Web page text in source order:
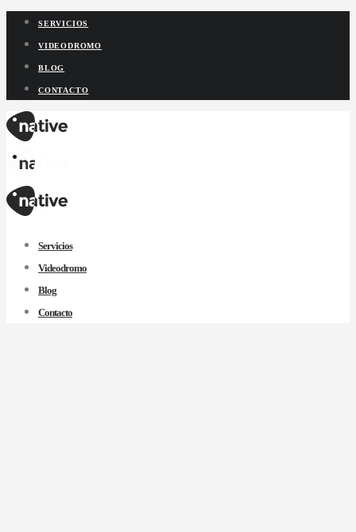
SERVICIOS
VIDEODROMO
BLOG
CONTACTO
Servicios
Videodromo
Blog
Contacto